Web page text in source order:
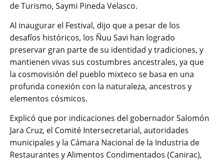
de Turismo, Saymi Pineda Velasco.
Al inaugurar el Festival, dijo que a pesar de los
desafíos históricos, los Ñuu Savi han logrado
preservar gran parte de su identidad y tradiciones, y
mantienen vivas sus costumbres ancestrales, ya que
la cosmovisión del pueblo mixteco se basa en una
profunda conexión con la naturaleza, ancestros y
elementos cósmicos.
Explicó que por indicaciones del gobernador Salomón
Jara Cruz, el Comité Intersecretarial, autoridades
municipales y la Cámara Nacional de la Industria de
Restaurantes y Alimentos Condimentados (Canirac),